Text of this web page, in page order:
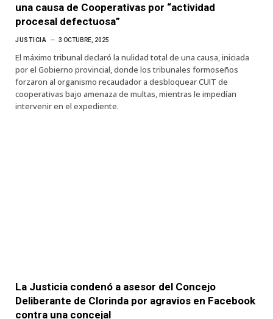
una causa de Cooperativas por “actividad
procesal defectuosa”
JUSTICIA 3 OCTUBRE, 2025
El máximo tribunal declaró la nulidad total de una causa, iniciada
por el Gobierno provincial, donde los tribunales formoseños
forzaron al organismo recaudador a desbloquear CUIT de
cooperativas bajo amenaza de multas, mientras le impedían
intervenir en el expediente.
La Justicia condenó a asesor del Concejo
Deliberante de Clorinda por agravios en Facebook
contra una concejal